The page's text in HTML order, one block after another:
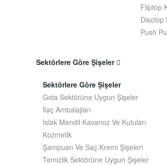
Fliptop
Disctop
Push
Sektörlere Göre Şişeler
Sektörlere Göre Şişeler
Gıda Sektörüne Uygun Şişeler
İlaç Ambalajları
Islak Mendil Kavanoz Ve Kutuları
Kozmetik
Şampuan Ve Saç Kremi Şişeleri
Temizlik Sektörüne Uygun Şişeler